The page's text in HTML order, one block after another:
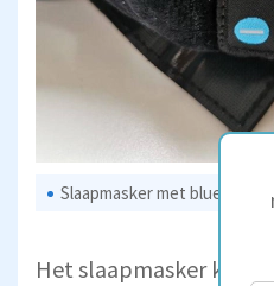
Slaapmasker met
Het slaapmasker kan